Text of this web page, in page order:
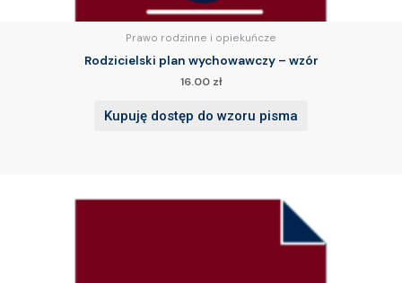
Prawo rodzinne i opiekuńcze
Rodzicielski plan wychowawczy – wzór
16.00 zł
Kupuję dostęp do wzoru pisma